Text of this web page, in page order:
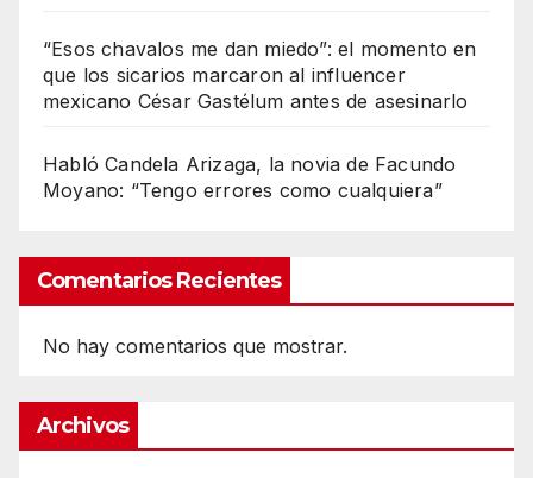
“Esos chavalos me dan miedo”: el momento en
que los sicarios marcaron al influencer
mexicano César Gastélum antes de asesinarlo
Habló Candela Arizaga, la novia de Facundo
Moyano: “Tengo errores como cualquiera”
Comentarios Recientes
No hay comentarios que mostrar.
Archivos